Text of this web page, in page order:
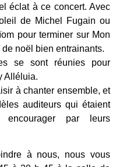
éclat à ce concert. Avec
de Michel Fugain ou
pour terminer sur Mon
noël bien entrainants.
se sont réunies pour
Alléluia.
à chanter ensemble, et
auditeurs qui étaient
par leurs
à nous, nous vous